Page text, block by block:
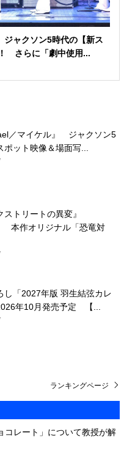
ャクソン5時代の【新ス
さらに「劇中使用...
／マイケル』 ジャクソン5
ット映像＆場面写...
トリートの異変』
本作オリジナル「恐竜対
し「2027年版 羽生結弦カレ
年10月発売予定 【...
コレート」について教授が解
ランキングページ